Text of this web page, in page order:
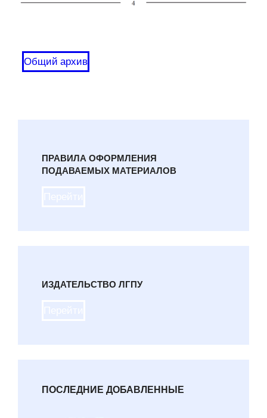
Общий архив
ПРАВИЛА ОФОРМЛЕНИЯ
ПОДАВАЕМЫХ МАТЕРИАЛОВ
ИЗДАТЕЛЬСТВО ЛГПУ
ПОСЛЕДНИЕ ДОБАВЛЕННЫЕ